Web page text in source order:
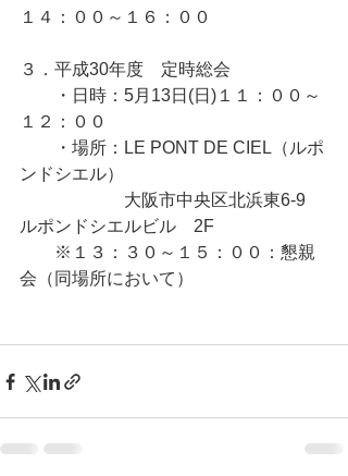
１４：００～１６：００
３．平成30年度　定時総会
・日時：5月13日(日)１１：００～
１２：００
・場所：LE PONT DE CIEL（ルポ
ンドシエル）
大阪市中央区北浜東6-9
ルポンドシエルビル　2F
※１３：３０～１５：００：懇親
会（同場所において）